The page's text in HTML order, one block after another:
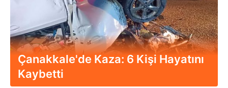
Çanakkale'de Kaza: 6 Kişi Hayatını
Kaybetti